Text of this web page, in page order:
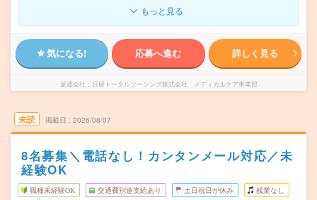
もっと見る
気になる! 応募へ進む 詳しく見る
派遣会社 日研トータルソーシング株式会社 メディカルケア事業部
未読 掲載日 2026/08/07
8名募集＼電話なし！カンタンメール対応／未
経験OK
職種未経験OK 交通費別途支給あり 土日祝日が休み 残業なし